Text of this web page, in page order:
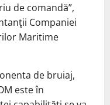
de comandă”,
Companiei
Maritime
de bruiaj,
este în